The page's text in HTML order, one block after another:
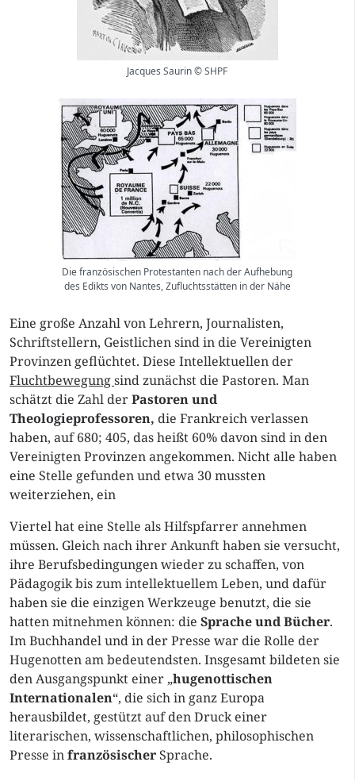
Jacques Saurin © SHPF
Die französischen Protestanten nach der Aufhebung
des Edikts von Nantes, Zufluchtsstätten in der Nähe
Eine große Anzahl von Lehrern, Journalisten,
Schriftstellern, Geistlichen sind in die Vereinigten
Provinzen geflüchtet. Diese Intellektuellen der
Fluchtbewegungsind zunächst die Pastoren. Man
schätzt die Zahl derPastoren und
Theologieprofessoren, die Frankreich verlassen
haben, auf 680; 405, das heißt 60% davon sind in den
Vereinigten Provinzen angekommen. Nicht alle haben
eine Stelle gefunden und etwa 30 mussten
weiterziehen, ein
Viertel hat eine Stelle als Hilfspfarrer annehmen
müssen. Gleich nach ihrer Ankunft haben sie versucht,
ihre Berufsbedingungen wieder zu schaffen, von
Pädagogik bis zum intellektuellem Leben, und dafür
haben sie die einzigen Werkzeuge benutzt, die sie
hatten mitnehmen können: die Sprache und Bücher.
Im Buchhandel und in der Presse war die Rolle der
Hugenotten am bedeutendsten. Insgesamt bildeten sie
den Ausgangspunkt einer „hugenottischen
Internationalen“, die sich in ganz Europa
herausbildet, gestützt auf den Druck einer
literarischen, wissenschaftlichen, philosophischen
Presse infranzösischerSprache.